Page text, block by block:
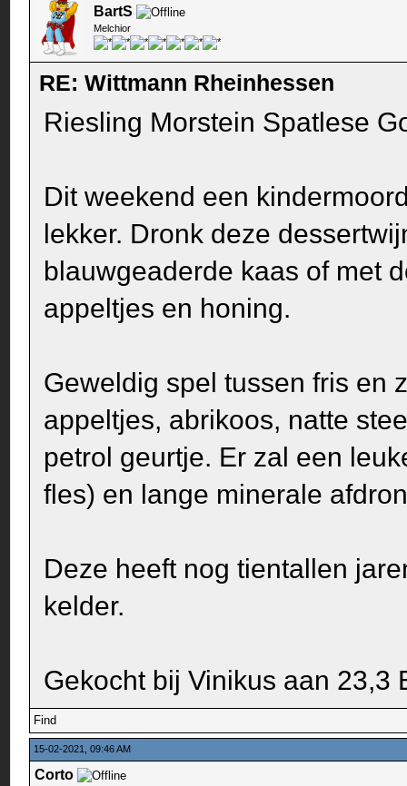
BartS
Melchior
RE: Wittmann Rheinhessen
Riesling Morstein Spatlese
Dit weekend een
lekker. Dronk deze
blauwgeaderde kaas of met
appeltjes en honing.
Geweldig spel tussen fris en
appeltjes, abrikoos, natte
petrol geurtje. Er zal een
fles) en lange minerale
Deze heeft nog tientallen
kelder.
Gekocht bij Vinikus aan 23,3
Find
15-02-2021, 09:46 AM
Corto